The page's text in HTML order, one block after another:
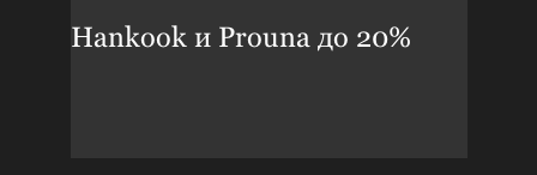
Hankook и Prouna до 20%